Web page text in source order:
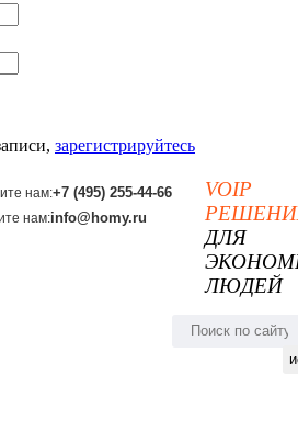
зарегистрируйтесь
нам:+7 (495) 255-44-66
нам:info@homy.ru
VOIP
ДЛЯ
ЛЮДЕЙ